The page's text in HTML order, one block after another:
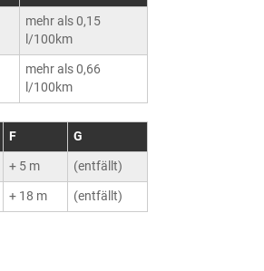
mehr als 0,15
l/100km
mehr als 0,66
l/100km
F
G
+ 5 m
(entfällt)
+ 18 m (entfällt)